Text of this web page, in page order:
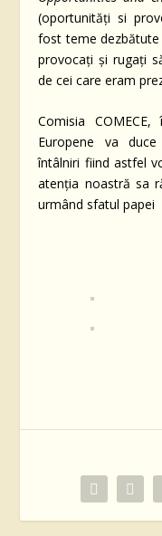
(oportunități si
fost teme
provocați și rugați
de cei care eram
Comisia
Europene va
întâlniri fiind astfel
atenția noastră sa
urmând sfatul papei